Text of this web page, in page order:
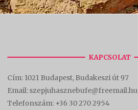
KAPCSOLAT
Cím: 1021 Budapest, Budakeszi út 97
Email: szepjuhasznebufe@freemail.hu
Telefonszám: +36 30 270 2954